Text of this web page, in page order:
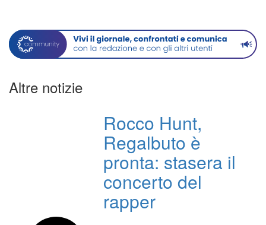
Altre notizie
Rocco Hunt,
Regalbuto è
pronta: stasera il
concerto del
rapper